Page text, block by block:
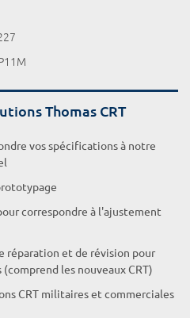
Thomas CRT
vos spécifications à notre
correspondre à l'ajustement
réparation et de révision pour
les nouveaux CRT)
CRT militaires et commerciales